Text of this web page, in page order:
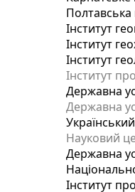
Полтавська
Інститут
Інститут
Інститут
Інститут
Державна
Державна
Науковий
Державна
Інститут